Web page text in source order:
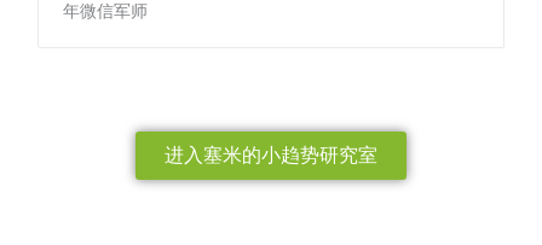
年微信军师
进入塞米的小趋势研究室